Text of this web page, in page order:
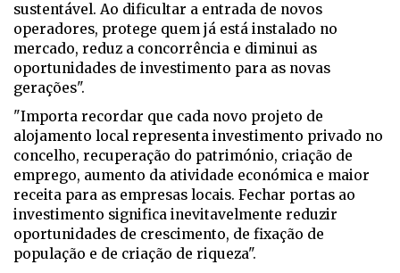
sustentável. Ao dificultar a entrada de novos
operadores, protege quem já está instalado no
mercado, reduz a concorrência e diminui as
oportunidades de investimento para as novas
gerações".
"Importa recordar que cada novo projeto de
alojamento local representa investimento privado no
concelho, recuperação do património, criação de
emprego, aumento da atividade económica e maior
receita para as empresas locais. Fechar portas ao
investimento significa inevitavelmente reduzir
oportunidades de crescimento, de fixação de
população e de criação de riqueza".